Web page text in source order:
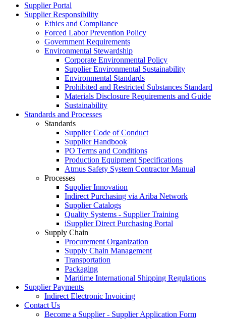
Supplier Portal
Supplier Responsibility
Ethics and Compliance​
Forced Labor Prevention Policy​
Government Requirements
Environmental Stewardship
Corporate Environmental Policy
Supplier Environmental Sustainability
Environmental Standards
Prohibited and Restricted Substances Standard
Materials Disclosure Requirements and Guide
Sustainability
Standards and Processes
Standards
Supplier Code of Conduct
Supplier Handbook
PO Terms and Conditions
Production Equipment Specifications
Atmus Safety System Contractor Manual
Processes
Supplier Innovation
Indirect Purchasing via Ariba Network
Supplier Catalogs​
Quality Systems - Supplier Training
iSupplier Direct Purchasing Portal
Supply Chain
Procurement Organization
Supply Chain Management
Transportation​
Packaging​
Maritime International Shipping Regulations
Supplier Payments
Indirect Electronic Invoicing
Contact Us
Become a Supplier - Supplier Application Form